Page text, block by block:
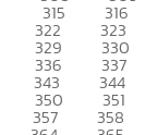
315 316
322 323
329 330
336 337
343 344
350 351
357 358